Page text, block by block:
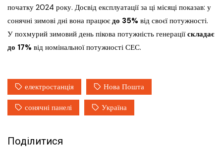
початку 2024 року. Досвід експлуатації за ці місяці показав: у
сонячні зимові дні вона працюєдо 35% від своєї потужності.
У похмурий зимовий день пікова потужність генерації складає
до 17% від номінальної потужності СЕС.
електростанція Нова Пошта
сонячні панелі Україна
Поділитися